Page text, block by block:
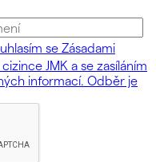
se Zásadami
JMK a se zasíláním
informací. Odběr je